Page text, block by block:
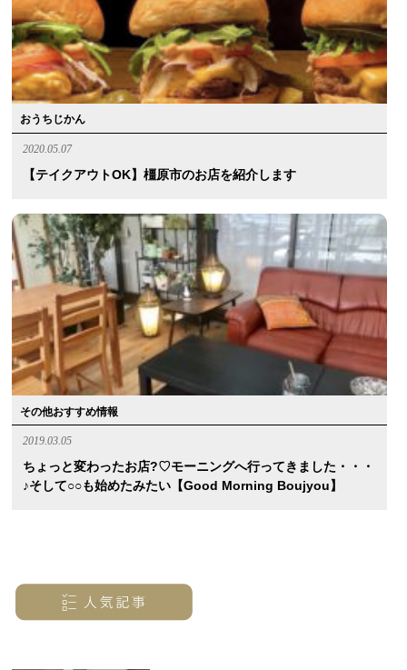
おうちじかん
2020.05.07
【テイクアウトOK】橿原市のお店を紹介します
その他おすすめ情報
2019.03.05
ちょっと変わったお店?♡モーニングへ行ってきました・・・
♪そして○○も始めたみたい【Good Morning Boujyou】